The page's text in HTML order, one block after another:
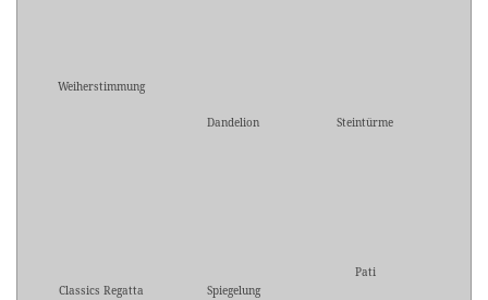
Weiherstimmung
Dandelion Steintürme
Classics Regatta Spiegelung
Pati